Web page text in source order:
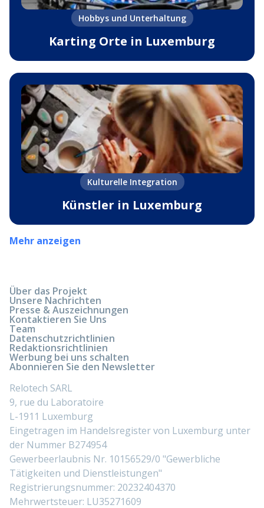
Hobbys und Unterhaltung
Karting Orte in Luxemburg
Kulturelle Integration
Künstler in Luxemburg
Mehr anzeigen
Über das Projekt
Unsere Nachrichten
Presse & Auszeichnungen
Kontaktieren Sie Uns
Team
Datenschutzrichtlinien
Redaktionsrichtlinien
Werbung bei uns schalten
Abonnieren Sie den Newsletter
Relotech SARL
9, rue du Laboratoire
L-1911 Luxemburg
Eingetragen im Handelsregister von Luxemburg unter
der Nummer B274954
Gewerbeerlaubnis Nr. 10156529/0 "Gewerbliche
Tätigkeiten und Dienstleistungen"
Registrierungsnummer: 20232404370
Mehrwertsteuer: LU35271609